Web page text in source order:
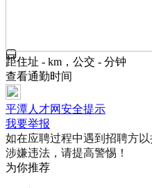
距住址 - km，公交 - 分钟
查看通勤时间
平潭人才网安全提示
我要举报
如在应聘过程中遇到招聘方
涉嫌违法，请提高警惕！
为你推荐